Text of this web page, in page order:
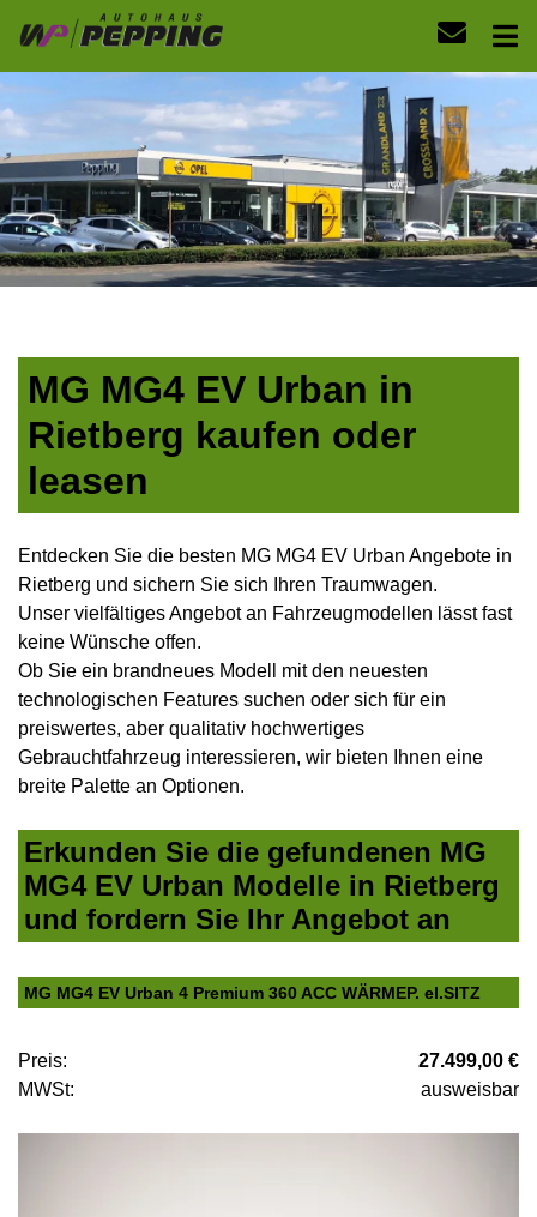
MG MG4 EV Urban in
Rietberg kaufen oder
leasen
Entdecken Sie die besten MG MG4 EV Urban Angebote in
Rietberg und sichern Sie sich Ihren Traumwagen.
Unser vielfältiges Angebot an Fahrzeugmodellen lässt fast
keine Wünsche offen.
Ob Sie ein brandneues Modell mit den neuesten
technologischen Features suchen oder sich für ein
preiswertes, aber qualitativ hochwertiges
Gebrauchtfahrzeug interessieren, wir bieten Ihnen eine
breite Palette an Optionen.
Erkunden Sie die gefundenen MG
MG4 EV Urban Modelle in Rietberg
und fordern Sie Ihr Angebot an
MG MG4 EV Urban 4 Premium 360 ACC WÄRMEP. el.SITZ
Preis:
27.499,00 €
MWSt:
ausweisbar